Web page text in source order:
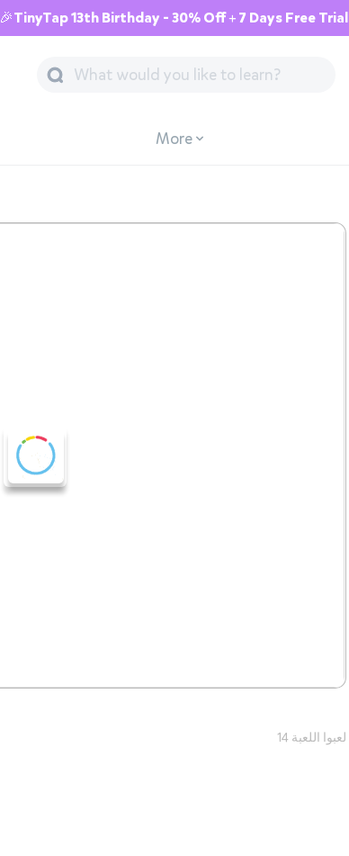
🎉TinyTap 13th Birthday - 30% Off + 7 Days Free Trial
More
14 لعبوا اللعبة